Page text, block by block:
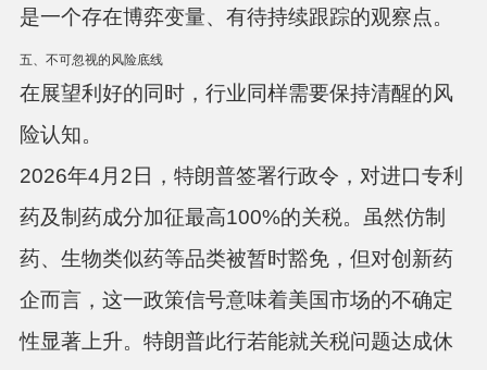
是一个存在博弈变量、有待持续跟踪的观察点。
五、不可忽视的风险底线
在展望利好的同时，行业同样需要保持清醒的风
险认知。
2026年4月2日，特朗普签署行政令，对进口专利
药及制药成分加征最高100%的关税。虽然仿制
药、生物类似药等品类被暂时豁免，但对创新药
企而言，这一政策信号意味着美国市场的不确定
性显著上升。特朗普此行若能就关税问题达成休